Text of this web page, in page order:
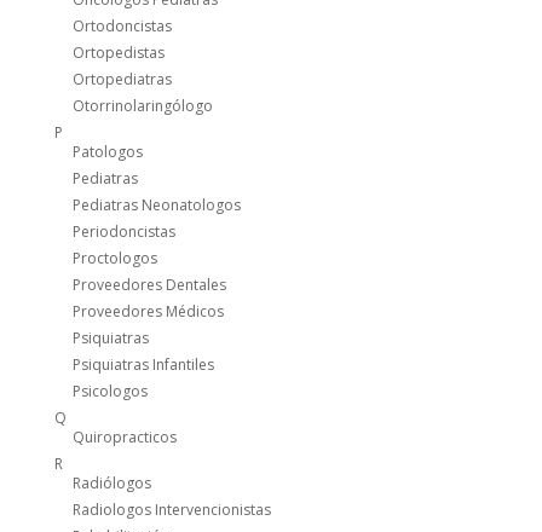
Ortodoncistas
Ortopedistas
Ortopediatras
Otorrinolaringólogo
P
Patologos
Pediatras
Pediatras Neonatologos
Periodoncistas
Proctologos
Proveedores Dentales
Proveedores Médicos
Psiquiatras
Psiquiatras Infantiles
Psicologos
Q
Quiropracticos
R
Radiólogos
Radiologos Intervencionistas